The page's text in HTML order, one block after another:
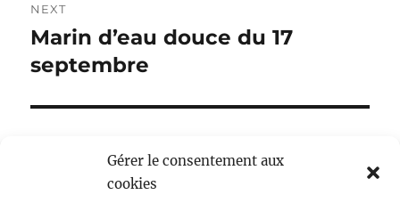
Gérer le consentement aux
cookies
NEXT
Marin d’eau douce du 17
septembre